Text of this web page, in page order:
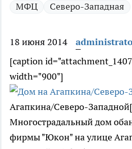
МФЦ Северо-Западная
18 июня 2014
[caption
width="900"]
Агапкина/Северо-
Многострадальный дом
фирмы "Юкон" на улице